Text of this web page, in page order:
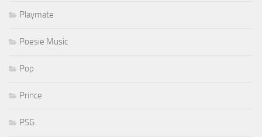
Playmate
Poesie Music
Pop
Prince
PSG